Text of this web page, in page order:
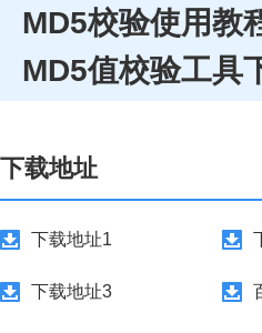
MD5校验使用教
MD5值校验工具
下载地址
下载地址1
下载地址3